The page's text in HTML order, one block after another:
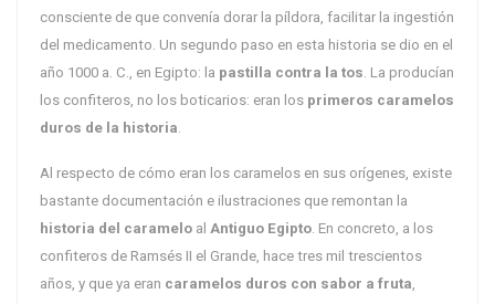
consciente de que convenía dorar la píldora, facilitar la ingestión
del medicamento. Un segundo paso en esta historia se dio en el
año 1000 a. C., en Egipto: la pastilla contra la tos. La producían
los confiteros, no los boticarios: eran los primeros caramelos
duros de la historia.
Al respecto de cómo eran los caramelos en sus orígenes, existe
bastante documentación e ilustraciones que remontan la
historia del caramelo al Antiguo Egipto. En concreto, a los
confiteros de Ramsés II el Grande, hace tres mil trescientos
años, y que ya eran caramelos duros con sabor a fruta,